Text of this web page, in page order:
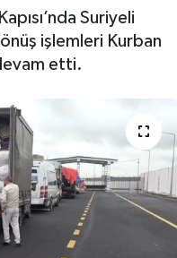
Suriyeli
işlemleri Kurban
etti.